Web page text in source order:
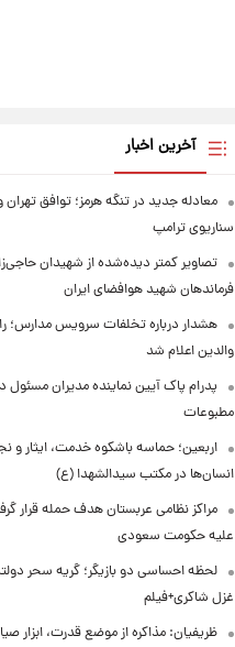
آخرین اخبار
معادله جدید در تنگه هرمز؛ توافق
سناریوی ترامپ
تصاویر کمتر دیده‌شده از شهیدان
فرماندهان شهید هوافضای ایران
هشدار درباره تخلفات سرویس مدارس؛
والدین اعلام شد
پدرام پاک آیین نماینده مدیران مسئول
مطبوعات
اربعین؛ حماسه باشکوه خدمت، ایثار و
انسان‌ها در مکتب سیدالشهدا (ع)
مراکز نظامی عربستان هدف حمله قرار
علیه حکومت سعودی
لحظه احساسی دو بازیگر؛ گریه سحر
غزل شاکری+فیلم
ظریفیان: مذاکره از موضع قدرت، ابزار